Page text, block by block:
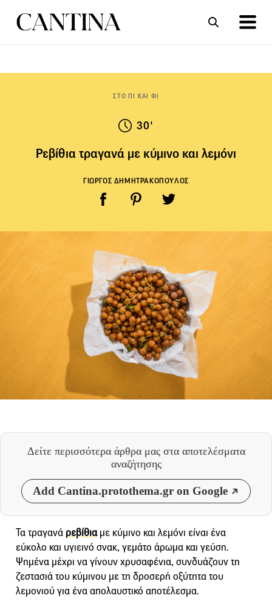
ΣΤΟ ΠΙ ΚΑΙ ΦΙ
30'
Ρεβίθια τραγανά με κύμινο και λεμόνι
ΓΙΩΡΓΟΣ ΔΗΜΗΤΡΑΚΟΠΟΥΛΟΣ
Δείτε περισσότερα άρθρα μας στα αποτελέσματα
αναζήτησης
Add Cantina.protothema.gr on Google
Τα τραγανάρεβίθιαμε κύμινο και λεμόνι είναι ένα
εύκολο και υγιεινό σνακ, γεμάτο άρωμα και γεύση.
Ψημένα μέχρι να γίνουν χρυσαφένια, συνδυάζουν τη
ζεστασιά του κύμινου με τη δροσερή οξύτητα του
λεμονιού για ένα απολαυστικό αποτέλεσμα.